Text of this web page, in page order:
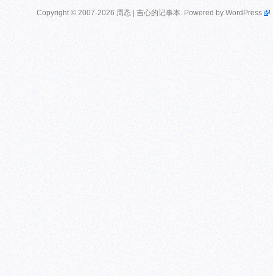
Copyright © 2007-2026 周忞 | 吉心的记事本. Powered by WordPress